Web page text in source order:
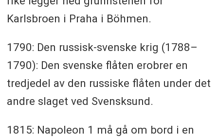
Karlsbroen i Praha i Böhmen.
1790: Den russisk-svenske krig (1788–
1790): Den svenske flåten erobrer en
tredjedel av den russiske flåten under det
andre slaget ved Svensksund.
1815: Napoleon 1 må gå om bord i en